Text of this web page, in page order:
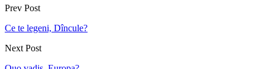
Prev Post
Ce te legeni, Dîncule?
Next Post